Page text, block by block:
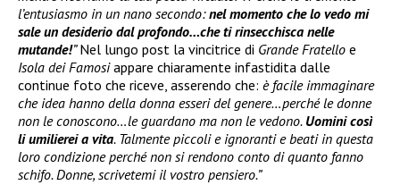
l’entusiasmo in un nano secondo:nel momento che lo vedo mi
sale un desiderio dal profondo…che ti rinsecchisca nelle
mutande!”Nel lungo post la vincitrice di Grande Fratello e
Isola dei Famosiappare chiaramente infastidita dalle
continue foto che riceve, asserendo che: è facile immaginare
che idea hanno della donna esseri del genere…perché le donne
non le conoscono…le guardano ma non le vedono. Uomini così
li umilierei a vita. Talmente piccoli e ignoranti e beati in questa
loro condizione perché non si rendono conto di quanto fanno
schifo. Donne, scrivetemi il vostro pensiero.”